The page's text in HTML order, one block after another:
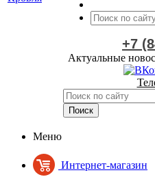
+7
Актуальные
Меню
Интернет-магазин